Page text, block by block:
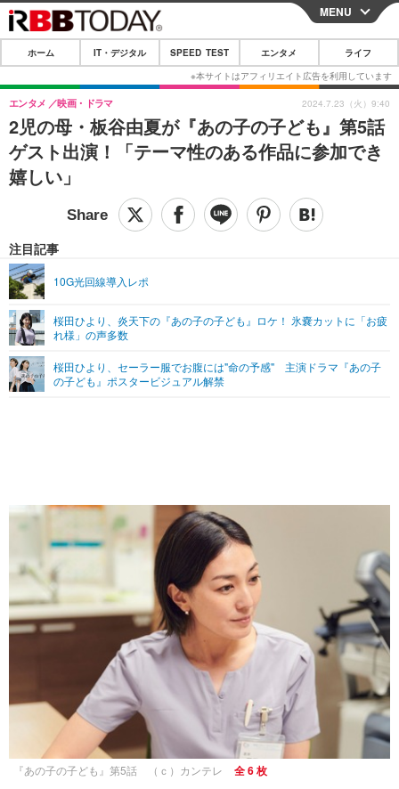
CLOSE
ホーム
IT・デジタル
IT・デジタルTOP スマートフォン
ショッピング その他
SPEED TEST
エンタメ
エンタメTOP 映画・ドラマ
音楽
グラビア ブログ
ペット
その他
リリース一覧
プッシュ通知の停止方法
MENU
ホーム IT・デジタル SPEED TEST エンタメ ライフ
2児の母・板谷由夏が『あの子の子ども』第5話
ゲスト出演！「テーマ性のある作品に参加でき
嬉しい」
エンタメ 映画・ドラマ
注目記事
10G光回線導入レポ
桜田ひより、炎天下の『あの子の子ども』ロケ！ 氷嚢カットに「お疲
れ様」の声多数
桜田ひより、セーラー服でお腹には"命の予感" 主演ドラマ『あの子
の子ども』ポスタービジュアル解禁
2024.7.23（火）9:40
『あの子の子ども』第5話 （ｃ）カンテレ 全 6 枚